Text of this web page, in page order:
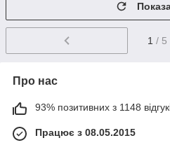
1 / 5
Про нас
93% позитивних з 1148
Працює з 08.05.2015